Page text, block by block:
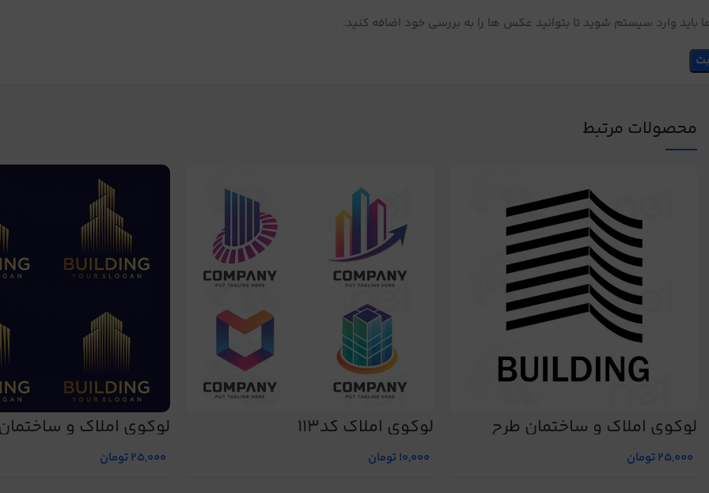
باید وارد سیستم شوید تا بتوانید عکس ها را به بررسی خود اضافه کنید.
محصولات مرتبط
لوگوی املاک و ساختمان طرح
شماره 480
25,000تومان
لوگوی املاک کد113
10,000تومان
لوگوی املاک و
شماره 484
25,000تومان